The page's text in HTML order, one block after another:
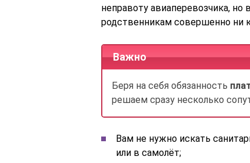
неправоту авиаперевозчика,
родственникам совершенно ни
Важно
Беря на себя обязанность
решаем сразу несколько
Вам не нужно искать
или в самолёт;